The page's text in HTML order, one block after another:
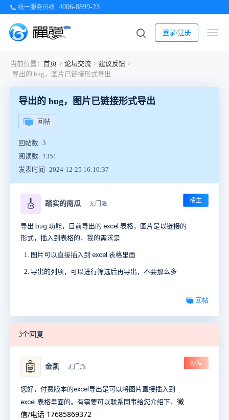
统一服务热线 4006-8899-23
登录/注册
当前位置： 首页 > 论坛交流 > 建议反馈 >
导出的 bug，图片已链接形式导出
导出的 bug，图片已链接形式导出
回帖
回帖数 3
阅读数 1351
发表时间
2024-12-25 16:10:37
🎸 踏实的南瓜 无门派 楼主
导出 bug 功能，目前导出的 excel 表格，图片是以链接的
形式，插入到表格的，我的需求是
图片可以直接插入到 excel 表格里面
导出的列项，可以进行筛选后再导出，不要那么多
回帖
3个回复
🤖 金凯 无门派
沙发
您好，付费版本的excel导出是可以将图片直接插入到
excel 表格里面的。有需要可以联系同事给您介绍下， 微
信/电话 17685869372